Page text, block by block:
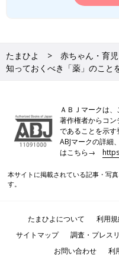
たまひよ 赤ちゃん・育児
知っておくべき「薬」のこと
ＡＢＪマークは、
著作権者からコ
であることを示す
ABJマークの詳細
はこちら→
本サイトに掲載されている記事・写
す。
たまひよについて 利用
サイトマップ
調査・プレス
お問い合わせ
利